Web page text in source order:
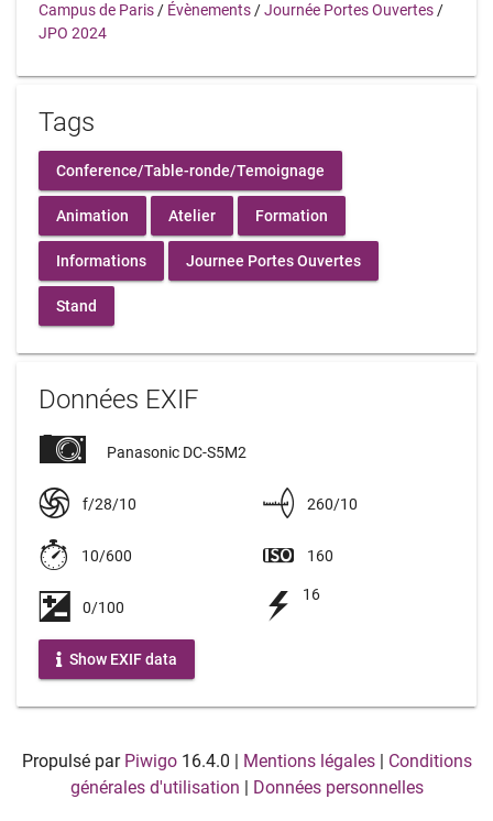
Campus de Paris / Évènements /Journée Portes Ouvertes /
JPO 2024
Tags
Conference/Table-ronde/Temoignage
Animation Atelier Formation
Informations Journee Portes Ouvertes
Stand
Données EXIF
Panasonic DC-S5M2
f/28/10 260/10
10/600 160
0/100
16
Show EXIF data
Propulsé par Piwigo16.4.0 | Mentions légales| Conditions
générales d'utilisation | Données personnelles